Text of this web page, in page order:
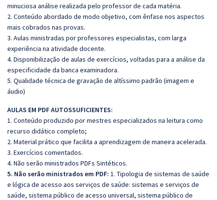
minuciosa análise realizada pelo professor de cada matéria.
2. Conteúdo abordado de modo objetivo, com ênfase nos aspectos
mais cobrados nas provas.
3. Aulas ministradas por professores especialistas, com larga
experiência na atividade docente.
4. Disponibilização de aulas de exercícios, voltadas para a análise da
especificidade da banca examinadora.
5. Qualidade técnica de gravação de altíssimo padrão (imagem e
áudio)
AULAS EM PDF AUTOSSUFICIENTES:
1. Conteúdo produzido por mestres especializados na leitura como
recurso didático completo;
2. Material prático que facilita a aprendizagem de maneira acelerada.
3. Exercícios comentados.
4. Não serão ministrados PDFs Sintéticos.
5. Não serão ministrados em PDF: 1. Tipologia de sistemas de saúde
e lógica de acesso aos serviços de saúde: sistemas e serviços de
saúde, sistema público de acesso universal, sistema público de